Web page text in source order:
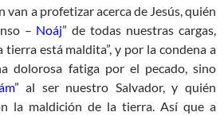
van a profetizar acerca de Jesús, quién
– Noáj” de todas nuestras cargas,
tierra está maldita”, y por la condena a
dolorosa fatiga por el pecado, sino
” al ser nuestro Salvador, y quién
la maldición de la tierra. Así que a